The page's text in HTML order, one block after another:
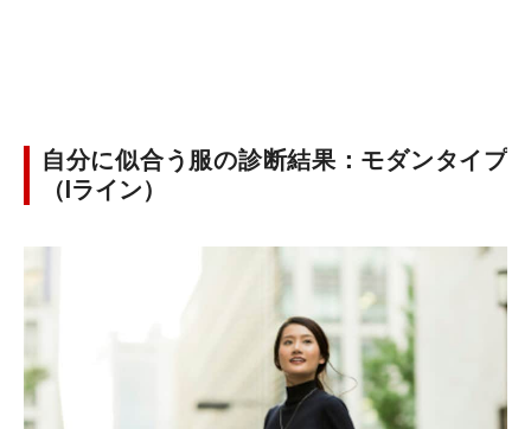
自分に似合う服の診断結果：モダンタイプ
（Iライン）